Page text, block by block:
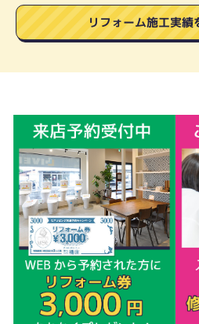
リフォーム施工実績